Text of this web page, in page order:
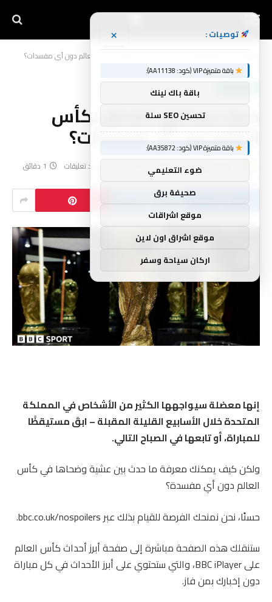
كيف يمكنني اللحاق بكأس العالم دون أي مفسدات؟
كيف يمكنني اللحاق بكأس
العالم دون أي مفسدات؟
yynnbb يونيو 11, 2026 لا توجد تعليقات 1 دقائق
إنها معضلة سيواجهها الكثير من الأشخاص في المملكة
المتحدة خلال الأسابيع القليلة المقبلة – ابقَ مستيقظًا
للمباراة، أو تابعها في الصباح التالي.
ولكن كيف يمكنك معرفة ما حدث بين عشية وضحاها في كأس
العالم دون أي مفسدة؟
حسنًا، نحن نمنحك الفرصة للقيام بذلك عبر bbc.co.uk/nospoilers.
ستنقلك هذه الصفحة مباشرة إلى صفحة أبرز أحداث كأس العالم
على BBC iPlayer، والتي ستحتوي على أبرز الأحداث في كل مباراة
دون إخبارك بمن فاز.
توصيات : ×
باقة متميزة VIP (كود: AA11138):
باقة باك لينك
تحسين SEO سلة
باقة متميزة VIP (كود: AA35872):
ضوء التعليمي
صحيفة برق
موقع اشراقات
موقع اشراق اون لاين
اركان سياحة وسفر